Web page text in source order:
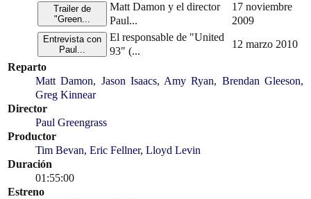
Trailer de
"Green...
Matt Damon y el director
Paul...
17 noviembre
2009
Entrevista con
Paul...
El responsable de "United
93" (...
12 marzo 2010
Reparto
Matt Damon, Jason Isaacs, Amy Ryan, Brendan Gleeson,
Greg Kinnear
Director
Paul Greengrass
Productor
Tim Bevan, Eric Fellner, Lloyd Levin
Duración
01:55:00
Estreno